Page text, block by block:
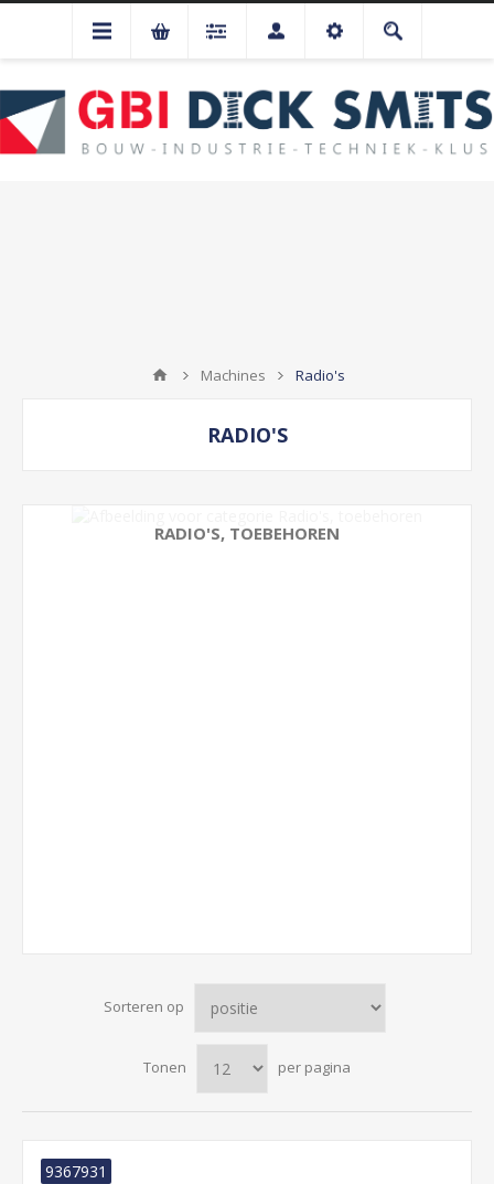
Machines Radio's
RADIO'S
RADIO'S, TOEBEHOREN
Sorteren op
Tonen per pagina
9367931